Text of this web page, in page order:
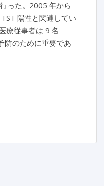
った。2005 年から
陽性と関連してい
療従事者は 9 名
防のために重要であ